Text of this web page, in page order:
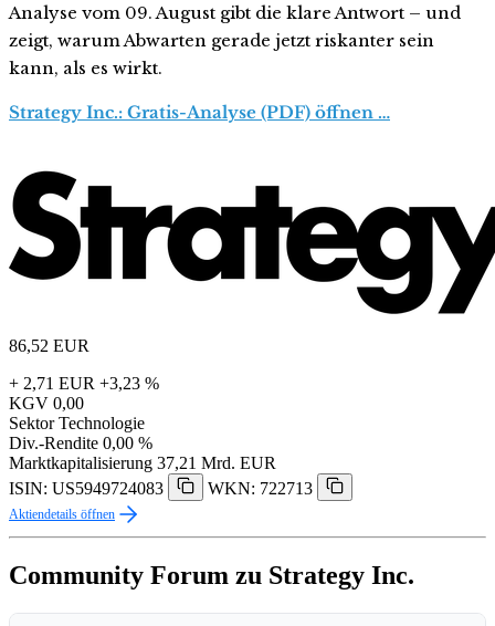
Analyse vom 09. August gibt die klare Antwort – und
zeigt, warum Abwarten gerade jetzt riskanter sein
kann, als es wirkt.
Strategy Inc.: Gratis-Analyse (PDF) öffnen …
86,52 EUR
+ 2,71 EUR +3,23 %
KGV 0,00
Sektor Technologie
Div.-Rendite 0,00 %
Marktkapitalisierung 37,21 Mrd. EUR
ISIN: US5949724083
WKN: 722713
Aktiendetails öffnen
Community Forum zu Strategy Inc.